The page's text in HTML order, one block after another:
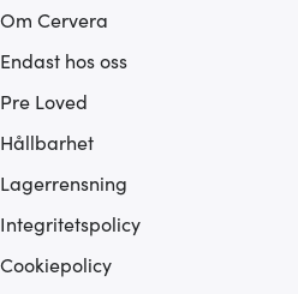
Om Cervera
Endast hos oss
Pre Loved
Hållbarhet
Lagerrensning
Integritetspolicy
Cookiepolicy